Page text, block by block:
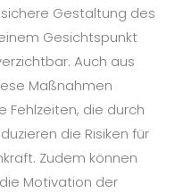
Gestaltung des
Gesichtspunkt
Auch aus
Maßnahmen
Fehlzeiten, die durch
die Risiken für
Zudem können
Motivation der